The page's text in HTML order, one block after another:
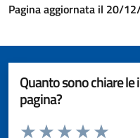
Pagina aggiornata il 20/
Quanto sono chiare
pagina?
Valuta da 1 a 5 stelle la pagina